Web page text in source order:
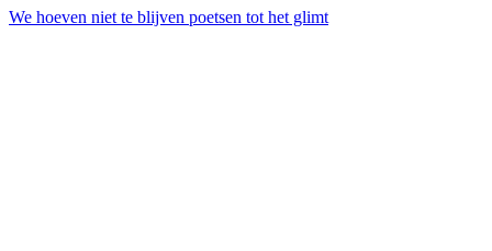
We hoeven niet te blijven poetsen tot het glimt